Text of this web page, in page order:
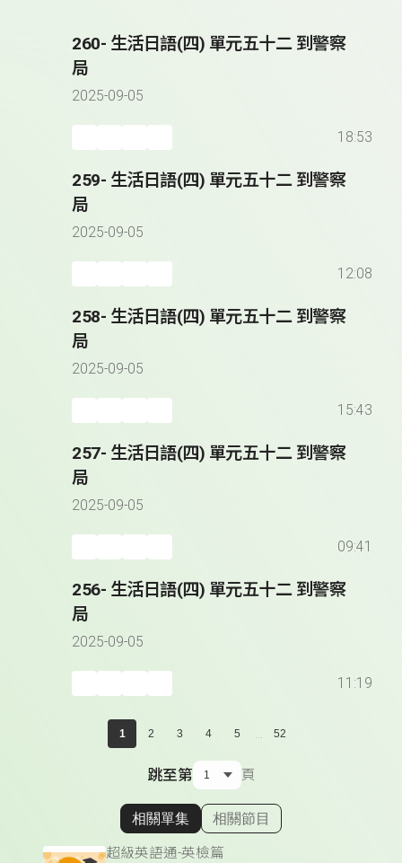
260- 生活日語(四) 單元五十二 到警察
局
2025-09-05
18:53
259- 生活日語(四) 單元五十二 到警察
局
2025-09-05
12:08
258- 生活日語(四) 單元五十二 到警察
局
2025-09-05
15:43
257- 生活日語(四) 單元五十二 到警察
局
2025-09-05
09:41
256- 生活日語(四) 單元五十二 到警察
局
2025-09-05
11:19
1 2 3 4 5 ... 52
跳至第 頁
顯示相關單集
相關單集 相關節目
超級英語通-英檢篇